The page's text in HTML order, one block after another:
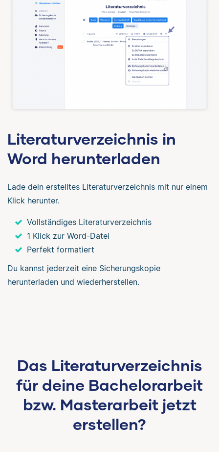
Literaturverzeichnis in
Word herunterladen
Lade dein erstelltes Literaturverzeichnis mit nur einem
Klick herunter.
Vollständiges Literaturverzeichnis
1 Klick zur Word-Datei
Perfekt formatiert
Du kannst jederzeit eine Sicherungskopie
herunterladen und wiederherstellen.
Das Literaturverzeichnis
für deine Bachelorarbeit
bzw. Masterarbeit jetzt
erstellen?